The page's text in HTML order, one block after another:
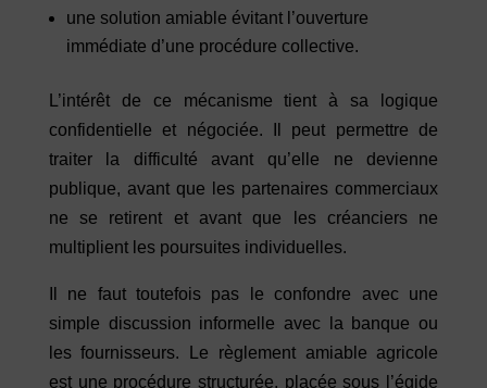
une solution amiable évitant l’ouverture
immédiate d’une procédure collective.
L’intérêt de ce mécanisme tient à sa logique
confidentielle et négociée. Il peut permettre de
traiter la difficulté avant qu’elle ne devienne
publique, avant que les partenaires commerciaux
ne se retirent et avant que les créanciers ne
multiplient les poursuites individuelles.
Il ne faut toutefois pas le confondre avec une
simple discussion informelle avec la banque ou
les fournisseurs. Le règlement amiable agricole
est une procédure structurée, placée sous l’égide